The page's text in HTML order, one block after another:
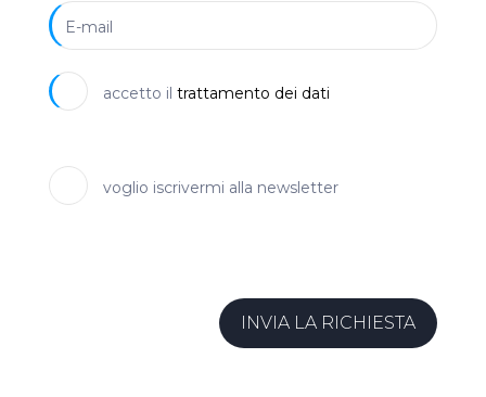
accetto il trattamento dei dati
voglio iscrivermi alla newsletter
INVIA LA RICHIESTA